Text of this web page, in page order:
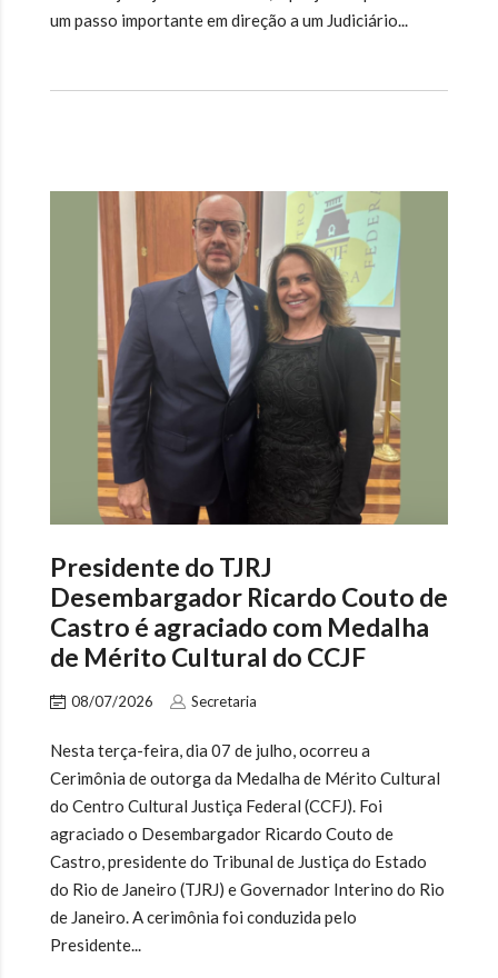
um passo importante em direção a um Judiciário...
Presidente do TJRJ
Desembargador Ricardo Couto de
Castro é agraciado com Medalha
de Mérito Cultural do CCJF
08/07/2026 Secretaria
Nesta terça-feira, dia 07 de julho, ocorreu a
Cerimônia de outorga da Medalha de Mérito Cultural
do Centro Cultural Justiça Federal (CCFJ). Foi
agraciado o Desembargador Ricardo Couto de
Castro, presidente do Tribunal de Justiça do Estado
do Rio de Janeiro (TJRJ) e Governador Interino do Rio
de Janeiro. A cerimônia foi conduzida pelo
Presidente...